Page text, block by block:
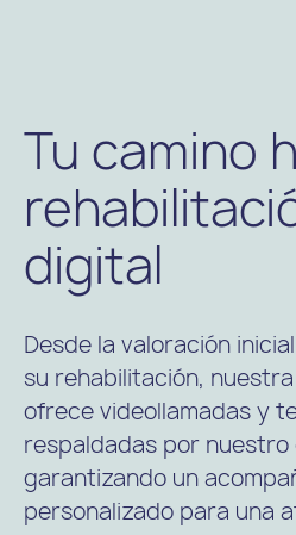
Tu camino
digital
Desde la valoración
su rehabilitación,
ofrece videollamadas y
respaldadas por nuestro
garantizando un
personalizado para una